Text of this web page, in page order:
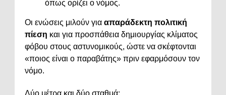
όπως ορίζει ο νόμος.
Οι ενώσεις μιλούν για απαράδεκτη πολιτική
πίεση και για προσπάθεια δημιουργίας κλίματος
φόβου στους αστυνομικούς, ώστε να σκέφτονται
«ποιος είναι ο παραβάτης» πριν εφαρμόσουν τον
νόμο.
Δύο μέτρα και δύο σταθμά;